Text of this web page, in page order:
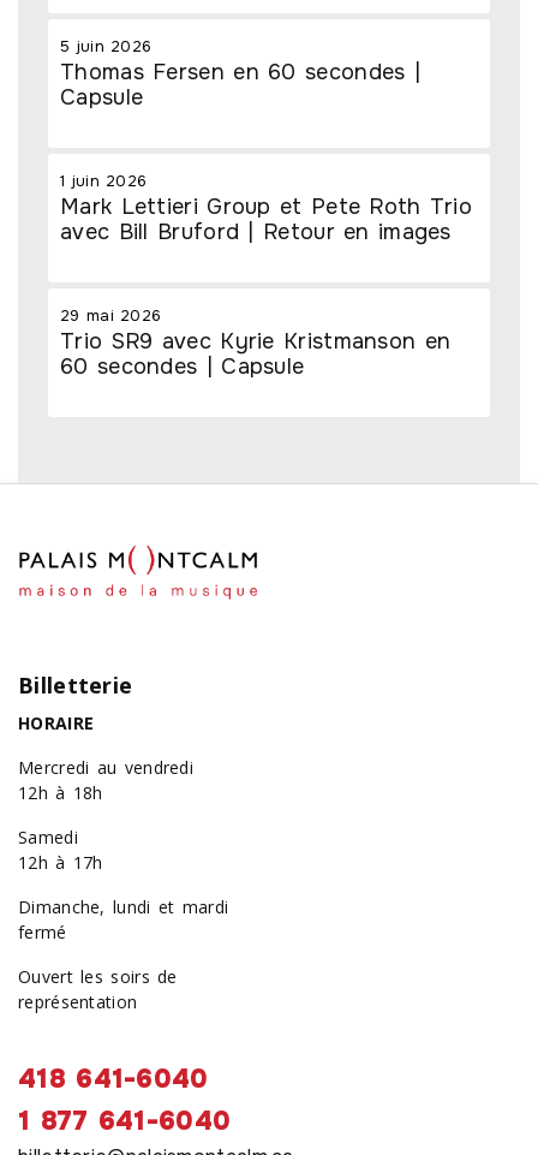
5 juin 2026
Thomas Fersen en 60 secondes |
Capsule
1 juin 2026
Mark Lettieri Group et Pete Roth Trio
avec Bill Bruford | Retour en images
29 mai 2026
Trio SR9 avec Kyrie Kristmanson en
60 secondes | Capsule
Billetterie
HORAIRE
Mercredi au vendredi
12h à 18h
Samedi
12h à 17h
Dimanche, lundi et mardi
fermé
Ouvert les soirs de
représentation
418 641-6040
1 877 641-6040